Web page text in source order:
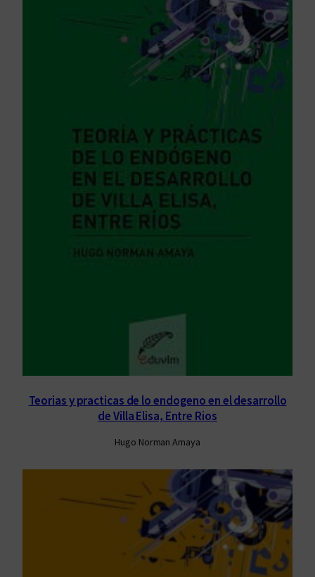
Teorias y practicas de lo endogeno en el desarrollo
de Villa Elisa, Entre Rios
Hugo Norman Amaya